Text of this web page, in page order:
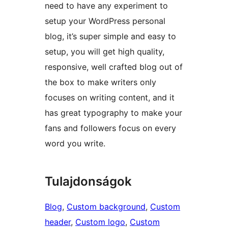
need to have any experiment to
setup your WordPress personal
blog, it’s super simple and easy to
setup, you will get high quality,
responsive, well crafted blog out of
the box to make writers only
focuses on writing content, and it
has great typography to make your
fans and followers focus on every
word you write.
Tulajdonságok
Blog, Custom background, Custom
header, Custom logo, Custom